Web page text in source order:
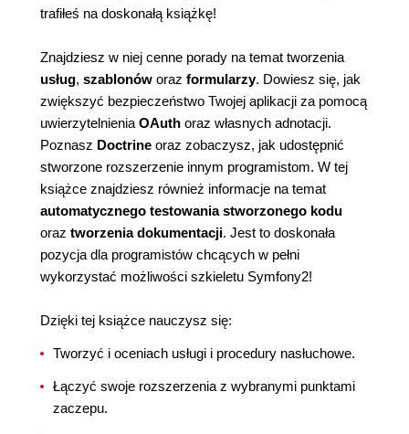
trafiłeś na doskonałą książkę!
Znajdziesz w niej cenne porady na temat tworzenia
usług, szablonów oraz formularzy. Dowiesz się, jak
zwiększyć bezpieczeństwo Twojej aplikacji za pomocą
uwierzytelnienia OAuth oraz własnych adnotacji.
Poznasz Doctrine oraz zobaczysz, jak udostępnić
stworzone rozszerzenie innym programistom. W tej
książce znajdziesz również informacje na temat
automatycznego testowania stworzonego kodu
oraz tworzenia dokumentacji. Jest to doskonała
pozycja dla programistów chcących w pełni
wykorzystać możliwości szkieletu Symfony2!
Dzięki tej książce nauczysz się:
Tworzyć i oceniach usługi i procedury nasłuchowe.
Łączyć swoje rozszerzenia z wybranymi punktami
zaczepu.